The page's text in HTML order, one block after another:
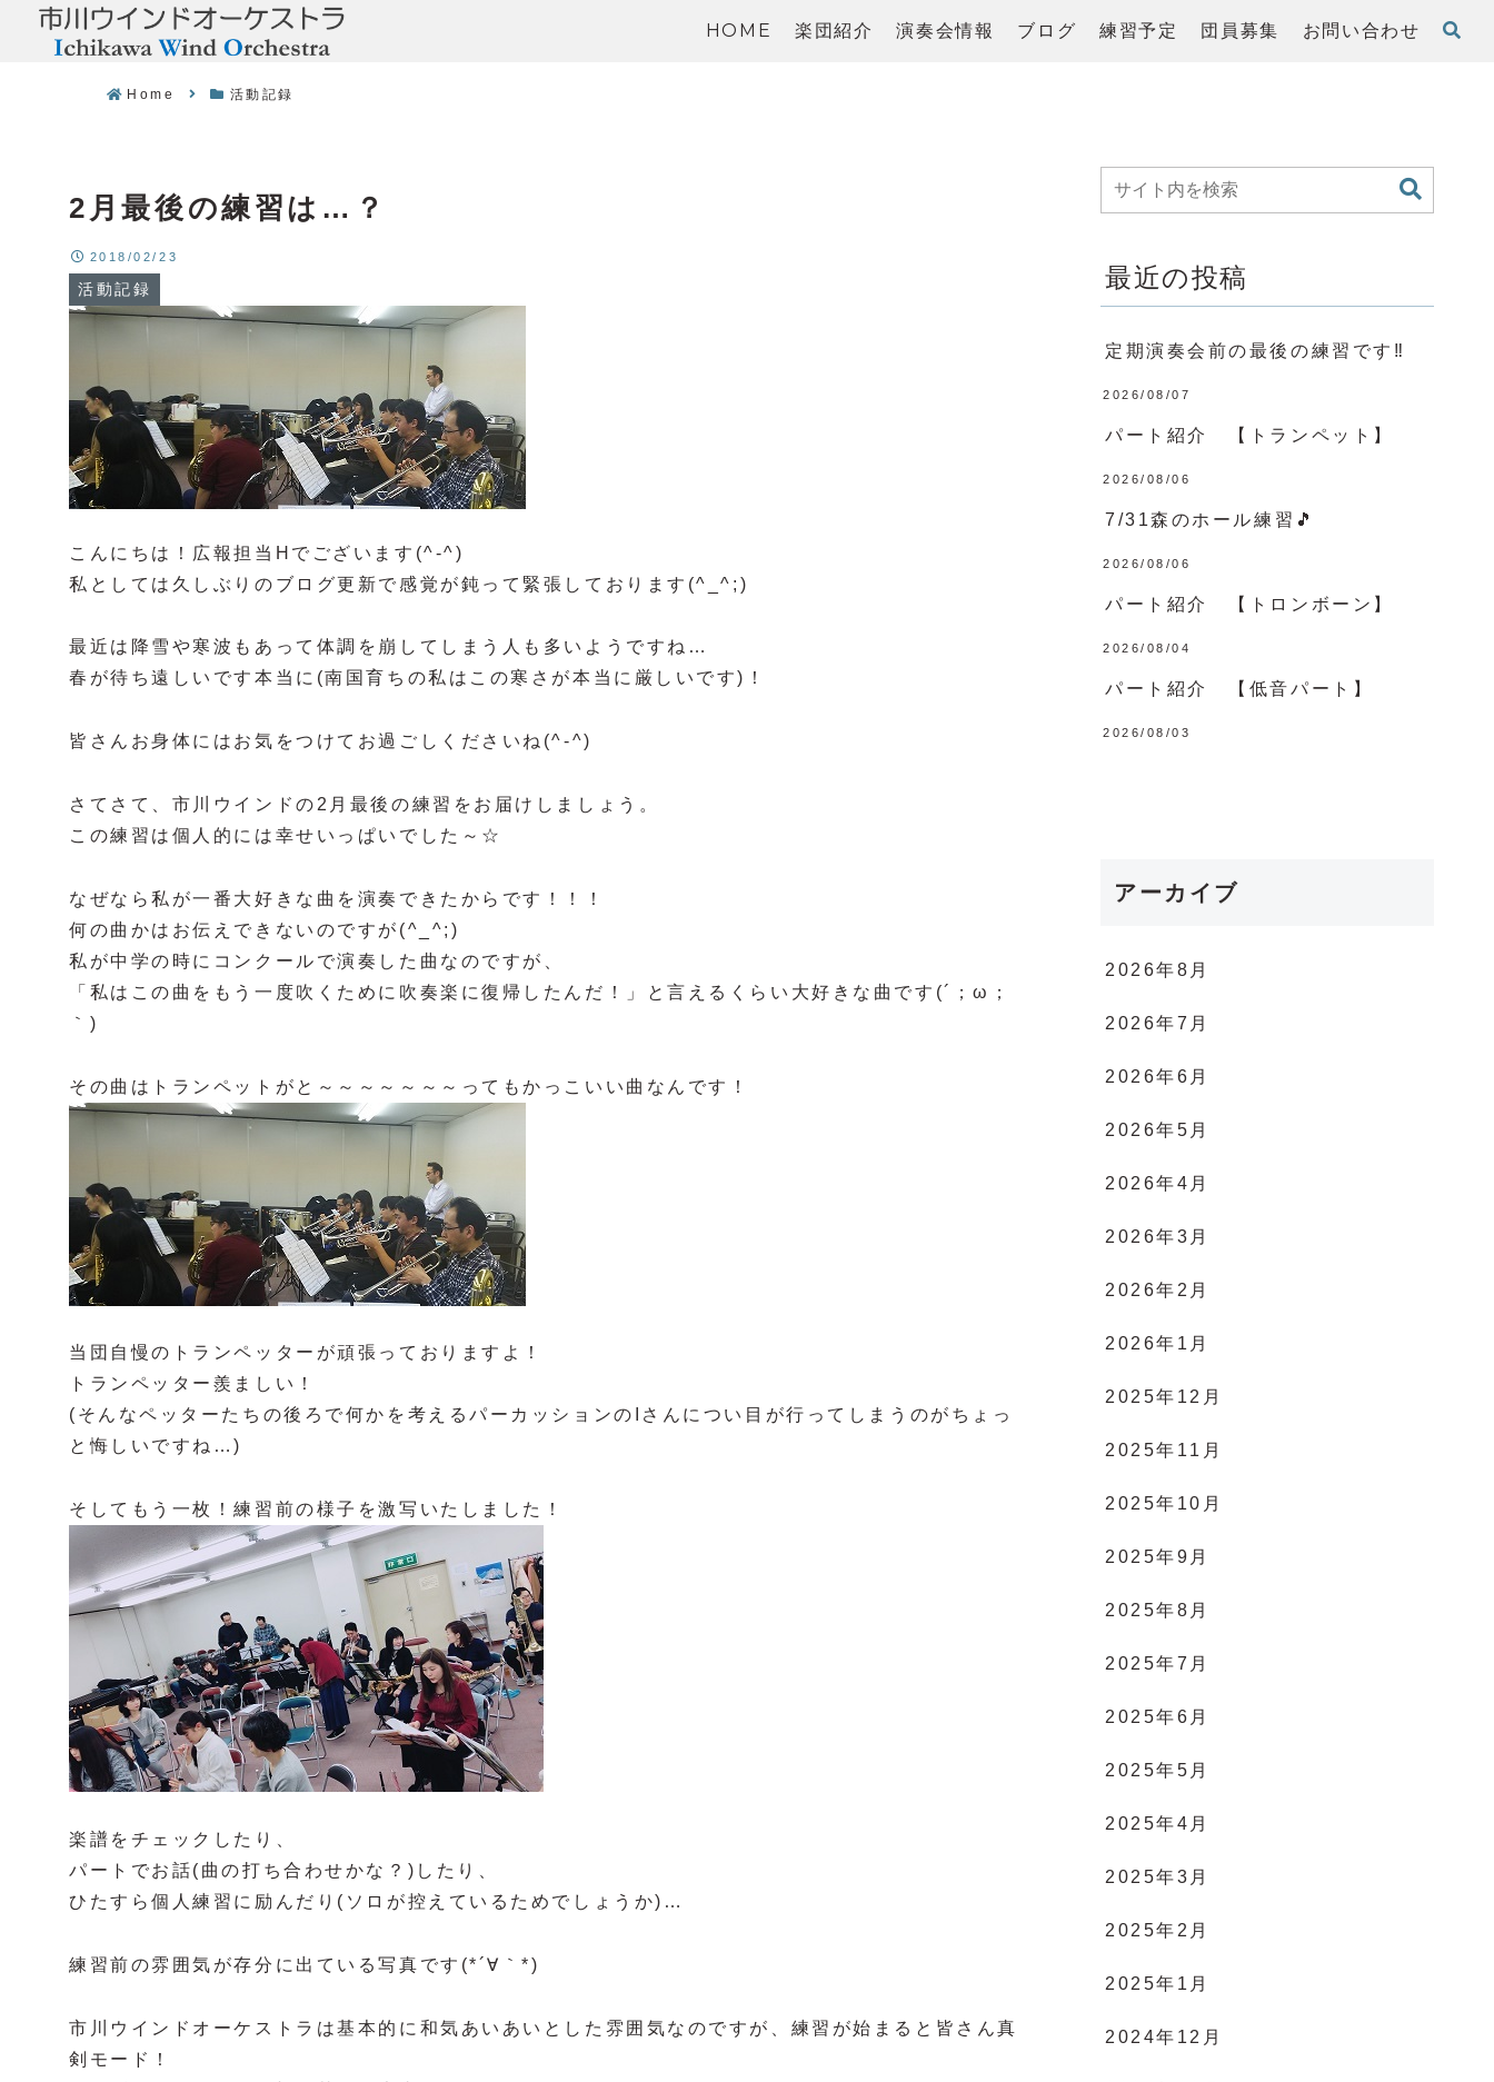
HOME 楽団紹介 演奏会情報 ブログ 練習予定 団員募集 お問い合わせ
Home 活動記録
2月最後の練習は…？
活動記録
2018/02/23
こんにちは！広報担当Hでございます(^-^)
私としては久しぶりのブログ更新で感覚が鈍って緊張しております(^_^;)
最近は降雪や寒波もあって体調を崩してしまう人も多いようですね…
春が待ち遠しいです本当に(南国育ちの私はこの寒さが本当に厳しいです)！
皆さんお身体にはお気をつけてお過ごしくださいね(^-^)
さてさて、市川ウインドの2月最後の練習をお届けしましょう。
この練習は個人的には幸せいっぱいでした～☆
なぜなら私が一番大好きな曲を演奏できたからです！！！
何の曲かはお伝えできないのですが(^_^;)
私が中学の時にコンクールで演奏した曲なのですが、
「私はこの曲をもう一度吹くために吹奏楽に復帰したんだ！」と言えるくらい大好きな曲です(´；ω；
｀)
その曲はトランペットがと～～～～～～～ってもかっこいい曲なんです！
当団自慢のトランペッターが頑張っておりますよ！
トランペッター羨ましい！
(そんなペッターたちの後ろで何かを考えるパーカッションのIさんについ目が行ってしまうのがちょっ
と悔しいですね…)
そしてもう一枚！練習前の様子を激写いたしました！
楽譜をチェックしたり、
パートでお話(曲の打ち合わせかな？)したり、
ひたすら個人練習に励んだり(ソロが控えているためでしょうか)…
練習前の雰囲気が存分に出ている写真です(*´∀｀*)
市川ウインドオーケストラは基本的に和気あいあいとした雰囲気なのですが、練習が始まると皆さん真
剣モード！
最近の投稿
定期演奏会前の最後の練習です‼️
2026/08/07
パート紹介 【トランペット】
2026/08/06
7/31森のホール練習🎵
2026/08/06
パート紹介 【トロンボーン】
2026/08/04
パート紹介 【低音パート】
2026/08/03
アーカイブ
2026年8月
2026年7月
2026年6月
2026年5月
2026年4月
2026年3月
2026年2月
2026年1月
2025年12月
2025年11月
2025年10月
2025年9月
2025年8月
2025年7月
2025年6月
2025年5月
2025年4月
2025年3月
2025年2月
2025年1月
2024年12月